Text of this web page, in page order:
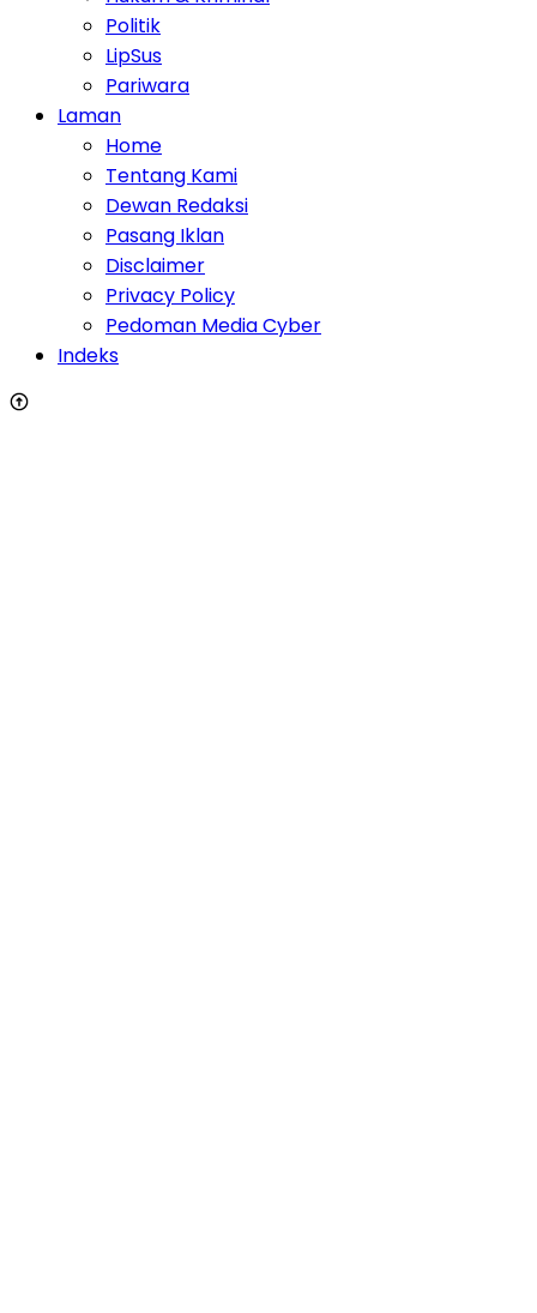
Politik
LipSus
Pariwara
Laman
Home
Tentang Kami
Dewan Redaksi
Pasang Iklan
Disclaimer
Privacy Policy
Pedoman Media Cyber
Indeks